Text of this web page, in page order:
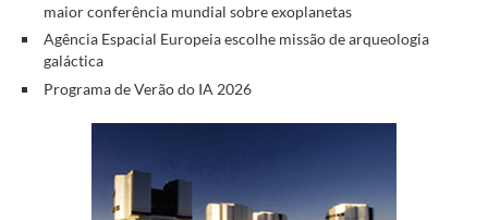
maior conferência mundial sobre exoplanetas
Agência Espacial Europeia escolhe missão de arqueologia
galáctica
Programa de Verão do IA 2026